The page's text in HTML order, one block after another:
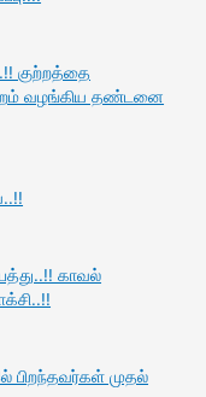
குற்றத்தை
வழங்கிய தண்டனை
காவல்
பிறந்தவர்கள் முதல்